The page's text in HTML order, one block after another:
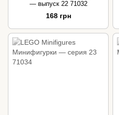
— выпуск 22 71032
168 грн